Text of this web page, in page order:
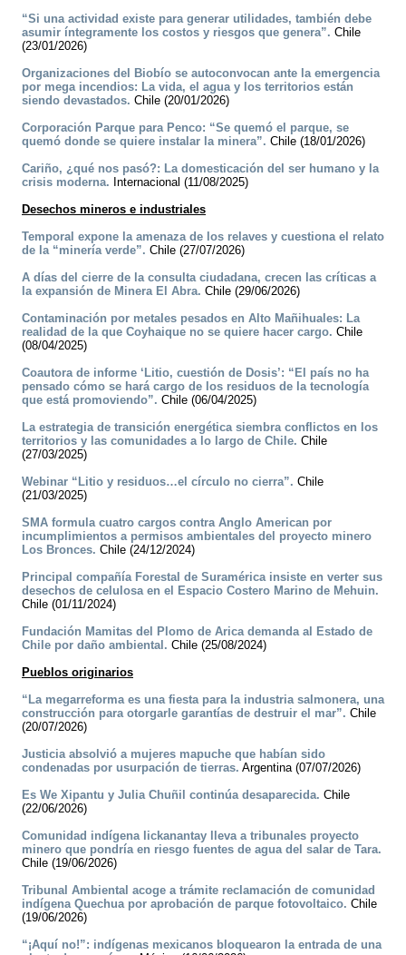
“Si una actividad existe para generar utilidades, también debe
asumir íntegramente los costos y riesgos que genera”. Chile
(23/01/2026)
Organizaciones del Biobío se autoconvocan ante la emergencia
por mega incendios: La vida, el agua y los territorios están
siendo devastados. Chile (20/01/2026)
Corporación Parque para Penco: “Se quemó el parque, se
quemó donde se quiere instalar la minera”. Chile (18/01/2026)
Cariño, ¿qué nos pasó?: La domesticación del ser humano y la
crisis moderna. Internacional (11/08/2025)
Desechos mineros e industriales
Temporal expone la amenaza de los relaves y cuestiona el relato
de la “minería verde”. Chile (27/07/2026)
A días del cierre de la consulta ciudadana, crecen las críticas a
la expansión de Minera El Abra. Chile (29/06/2026)
Contaminación por metales pesados en Alto Mañihuales: La
realidad de la que Coyhaique no se quiere hacer cargo. Chile
(08/04/2025)
Coautora de informe ‘Litio, cuestión de Dosis’: “El país no ha
pensado cómo se hará cargo de los residuos de la tecnología
que está promoviendo”. Chile (06/04/2025)
La estrategia de transición energética siembra conflictos en los
territorios y las comunidades a lo largo de Chile. Chile
(27/03/2025)
Webinar “Litio y residuos…el círculo no cierra”. Chile
(21/03/2025)
SMA formula cuatro cargos contra Anglo American por
incumplimientos a permisos ambientales del proyecto minero
Los Bronces. Chile (24/12/2024)
Principal compañía Forestal de Suramérica insiste en verter sus
desechos de celulosa en el Espacio Costero Marino de Mehuin.
Chile (01/11/2024)
Fundación Mamitas del Plomo de Arica demanda al Estado de
Chile por daño ambiental. Chile (25/08/2024)
Pueblos originarios
“La megarreforma es una fiesta para la industria salmonera, una
construcción para otorgarle garantías de destruir el mar”. Chile
(20/07/2026)
Justicia absolvió a mujeres mapuche que habían sido
condenadas por usurpación de tierras. Argentina (07/07/2026)
Es We Xipantu y Julia Chuñil continúa desaparecida. Chile
(22/06/2026)
Comunidad indígena lickanantay lleva a tribunales proyecto
minero que pondría en riesgo fuentes de agua del salar de Tara.
Chile (19/06/2026)
Tribunal Ambiental acoge a trámite reclamación de comunidad
indígena Quechua por aprobación de parque fotovoltaico. Chile
(19/06/2026)
“¡Aquí no!”: indígenas mexicanos bloquearon la entrada de una